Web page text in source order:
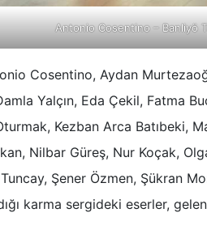
Antonio Cosentino – Banliyö
Cosentino, Aydan
Yalçın, Eda Çekil, Fatma
Kezban Arca Batıbeki,
Nilbar Güreş, Nur Koçak,
Şener Özmen, Şükran
karma sergideki eserler,